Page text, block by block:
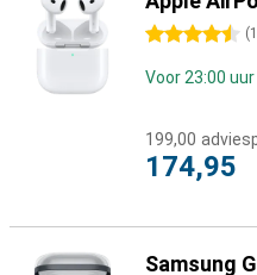
4.5 sterren (
Voor 23:00
199,00
174,95
Samsung